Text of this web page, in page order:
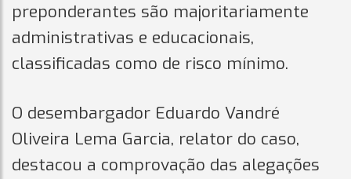
preponderantes são majoritariamente
administrativas e educacionais,
classificadas como de risco mínimo.
O desembargador Eduardo Vandré
Oliveira Lema Garcia, relator do caso,
destacou a comprovação das alegações